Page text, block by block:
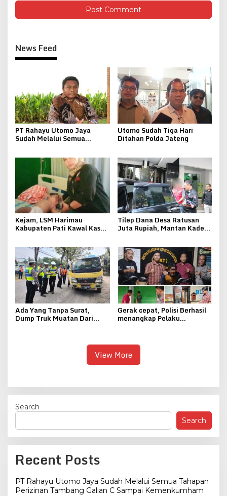
News Feed
PT Rahayu Utomo Jaya
Sudah Melalui Semua
Kemenkumham
Utomo Sudah Tiga Hari
Ditahan Polda Jateng
Kejam, LSM Harimau
Kabupaten Pati Kawal Kasus
Tilep Dana Desa Ratusan
Juta Rupiah, Mantan Kades
Ada Yang Tanpa Surat,
Dump Truk Muatan Dari
Gerak cepat, Polisi Berhasil
menangkap Pelaku
View More
Search
Search
Recent Posts
PT Rahayu Utomo Jaya Sudah Melalui Semua Tahapan
Perizinan Tambang Galian C Sampai Kemenkumham